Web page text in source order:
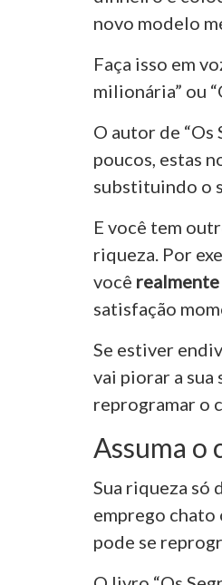
novo modelo
Faça isso em
milionária” ou
O autor de
poucos, estas
substituindo o
E você tem
riqueza. Por
você realmente
satisfação
Se estiver
vai piorar a sua
reprogramar o
Assuma o
Sua riqueza só
emprego chato
pode se